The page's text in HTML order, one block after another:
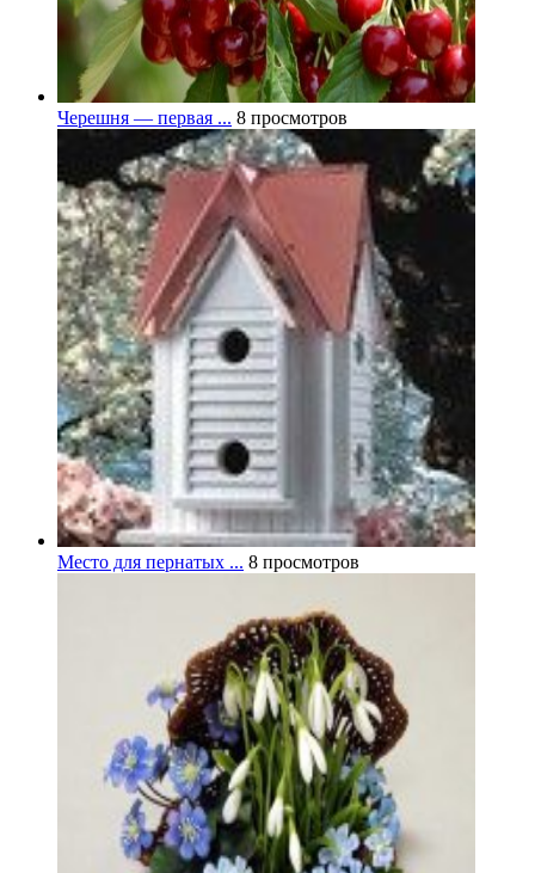
Черешня — первая ... 8 просмотров
Место для пернатых ... 8 просмотров